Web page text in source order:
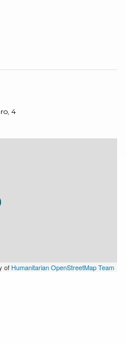
of Humanitarian OpenStreetMap Team
4